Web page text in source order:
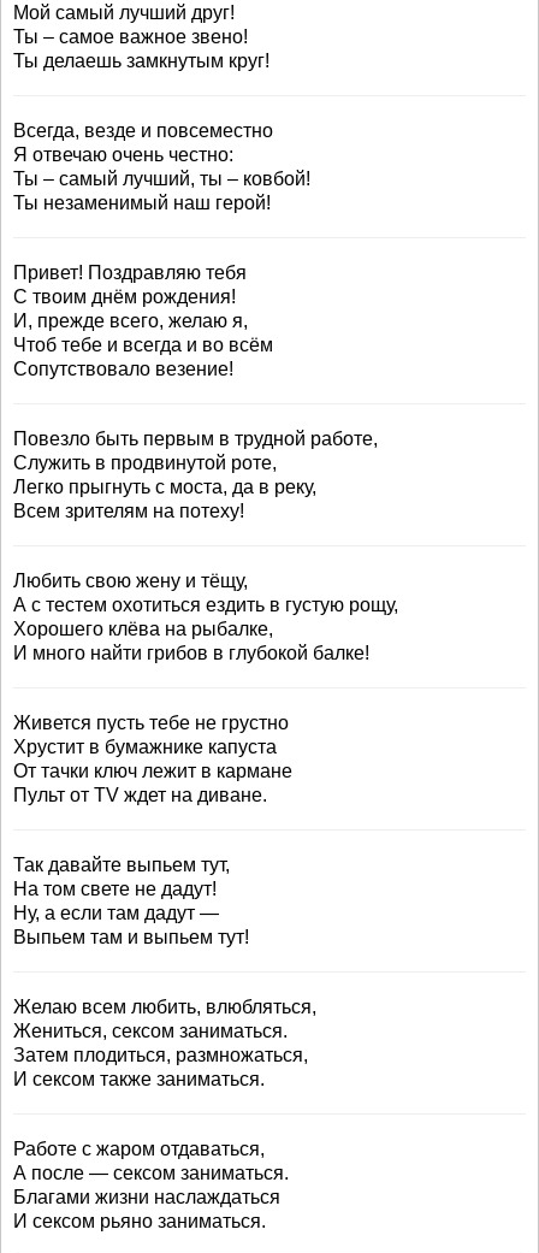
Мой самый лучший друг!
Ты – самое важное звено!
Ты делаешь замкнутым круг!
Всегда, везде и повсеместно
Я отвечаю очень честно:
Ты – самый лучший, ты – ковбой!
Ты незаменимый наш герой!
Привет! Поздравляю тебя
С твоим днём рождения!
И, прежде всего, желаю я,
Чтоб тебе и всегда и во всём
Сопутствовало везение!
Повезло быть первым в трудной работе,
Служить в продвинутой роте,
Легко прыгнуть с моста, да в реку,
Всем зрителям на потеху!
Любить свою жену и тёщу,
А с тестем охотиться ездить в густую рощу,
Хорошего клёва на рыбалке,
И много найти грибов в глубокой балке!
Живется пусть тебе не грустно
Хрустит в бумажнике капуста
От тачки ключ лежит в кармане
Пульт от TV ждет на диване.
Так давайте выпьем тут,
На том свете не дадут!
Ну, а если там дадут —
Выпьем там и выпьем тут!
Желаю всем любить, влюбляться,
Жениться, сексом заниматься.
Затем плодиться, размножаться,
И сексом также заниматься.
Работе с жаром отдаваться,
А после — сексом заниматься.
Благами жизни наслаждаться
И сексом рьяно заниматься.